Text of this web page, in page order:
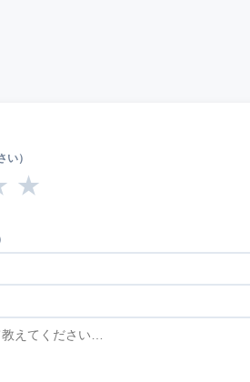
）
★